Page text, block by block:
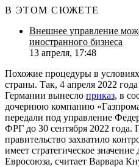
В ЭТОМ СЮЖЕТЕ
Внешнее управление
иностранного бизнеса
13 апреля, 17:48
Похожие процедуры в
страны. Так, 4 апреля 2022
Германии вынесло приказ, в
дочернюю компанию
передали под управление
ФРГ до 30 сентября 2022 года.
правительство захватило
имеет стратегическое
Евросоюза, считает Варвара